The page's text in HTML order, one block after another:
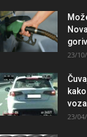
23/
23/